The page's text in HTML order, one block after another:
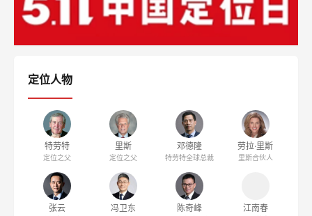
定位人物
特劳特
定位之父
里斯
定位之父
邓德隆
特劳特全球总裁
劳拉·里斯
里斯合伙人
张云 冯卫东 陈奇峰 江南春